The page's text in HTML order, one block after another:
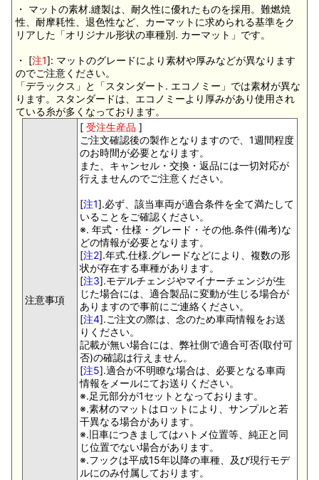
・ マットの素材.縫製は、耐久性に優れたものを採用。難燃焼
性、耐摩耗性、退色性など、カーマットに求められる基準をク
リアした「オリジナル形状の車種別. カーマット」です。
・ [注1]: マットのグレードにより素材や厚みなどが異なります
のでご注意ください。
「デラックス」と「スタンダート. エコノミー」では素材が異な
ります。スタンダードは、エコノミーより厚みがあり使用され
ている糸が多くなっております。
注意事項
[ 受注生産品 ]
ご注文確認後の製作となりますので、1週間程度
のお時間が必要となります。
また、キャンセル・交換・返品には一切対応が
行えませんのでご注意ください。
[注1].必ず、該当車両が適合条件を全て満たして
いることをご確認ください。
※. 年式・仕様・グレード・その他.条件(備考)な
どの情報が必要となります。
[注2].年式.仕様.グレードなどにより、複数の形
状が存在する車種があります。
[注3].モデルチェンジやマイナーチェンジが生
じた場合には、適合製品に変動が生じる場合が
ありますので事前にご連絡ください。
[注4].ご注文の際は、念のため車両情報をお送
りください。
記載が無い場合には、弊社側で適合可否(取付可
否)の確認は行えません。
[注5].適合が不明瞭な場合は、必要となる車両
情報をメールにてお送りください。
※.足元部分が1セットとなっております。
※.素材のマットはロットにより、サンプルと若
干異なる場合があります。
※.旧車につきましてはハトメ位置等、純正と同
じ位置でない場合があります。
※.フックは平成15年以降の車種、及び現行モデ
ルにのみ付属しております。